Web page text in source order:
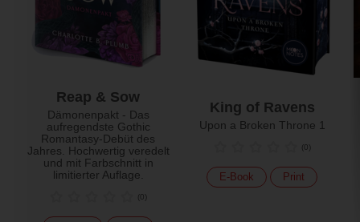
Reap & Sow
Dämonenpakt - Das
aufregendste Gothic
Romantasy-Debüt des
Jahres. Hochwertig veredelt
und mit Farbschnitt in
limitierter Auflage.
(0)
King of Ravens
Upon a Broken Throne 1
(0)
E-Book Print